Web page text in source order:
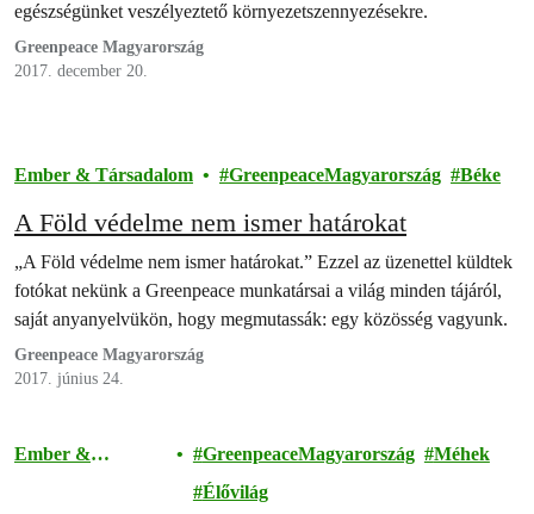
egészségünket veszélyeztető környezetszennyezésekre.
Greenpeace Magyarország
2017. december 20.
Ember & Társadalom GreenpeaceMagyarország Béke
A Föld védelme nem ismer határokat
„A Föld védelme nem ismer határokat.” Ezzel az üzenettel küldtek
fotókat nekünk a Greenpeace munkatársai a világ minden tájáról,
saját anyanyelvükön, hogy megmutassák: egy közösség vagyunk.
Greenpeace Magyarország
2017. június 24.
Ember &
GreenpeaceMagyarország
Méhek
Élővilág